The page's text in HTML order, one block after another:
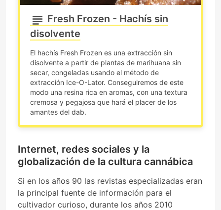
Fresh Frozen - Hachís sin
disolvente
El hachís Fresh Frozen es una extracción sin
disolvente a partir de plantas de marihuana sin
secar, congeladas usando el método de
extracción Ice-O-Lator. Conseguiremos de este
modo una resina rica en aromas, con una textura
cremosa y pegajosa que hará el placer de los
amantes del dab.
Internet, redes sociales y la
globalización de la cultura cannábica
Si en los años 90 las revistas especializadas eran
la principal fuente de información para el
cultivador curioso, durante los años 2010